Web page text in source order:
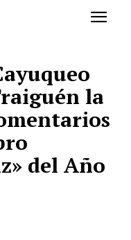
la
del Año